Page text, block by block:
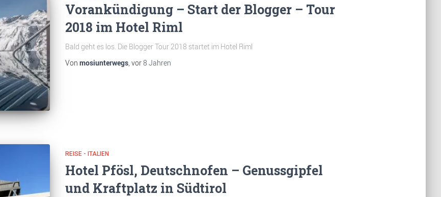
Vorankündigung – Start der Blogger – Tour
2018 im Hotel Riml
Bald geht es los. Die Blogger Tour 2018 startet im Hotel Riml
Von mosiunterwegs, vor8 Jahren
REISE - ITALIEN
Hotel Pfösl, Deutschnofen – Genussgipfel
und Kraftplatz in Südtirol